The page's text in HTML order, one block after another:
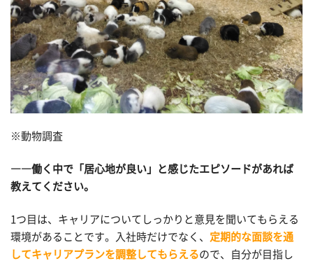
※動物調査
――働く中で「居心地が良い」と感じたエピソードがあれば
教えてください。
1つ目は、キャリアについてしっかりと意見を聞いてもらえる
環境があることです。入社時だけでなく、 定期的な面談を通
してキャリアプランを調整してもらえるので、自分が目指し